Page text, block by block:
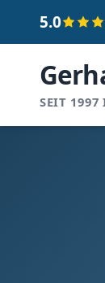
5.0
SEIT 1997